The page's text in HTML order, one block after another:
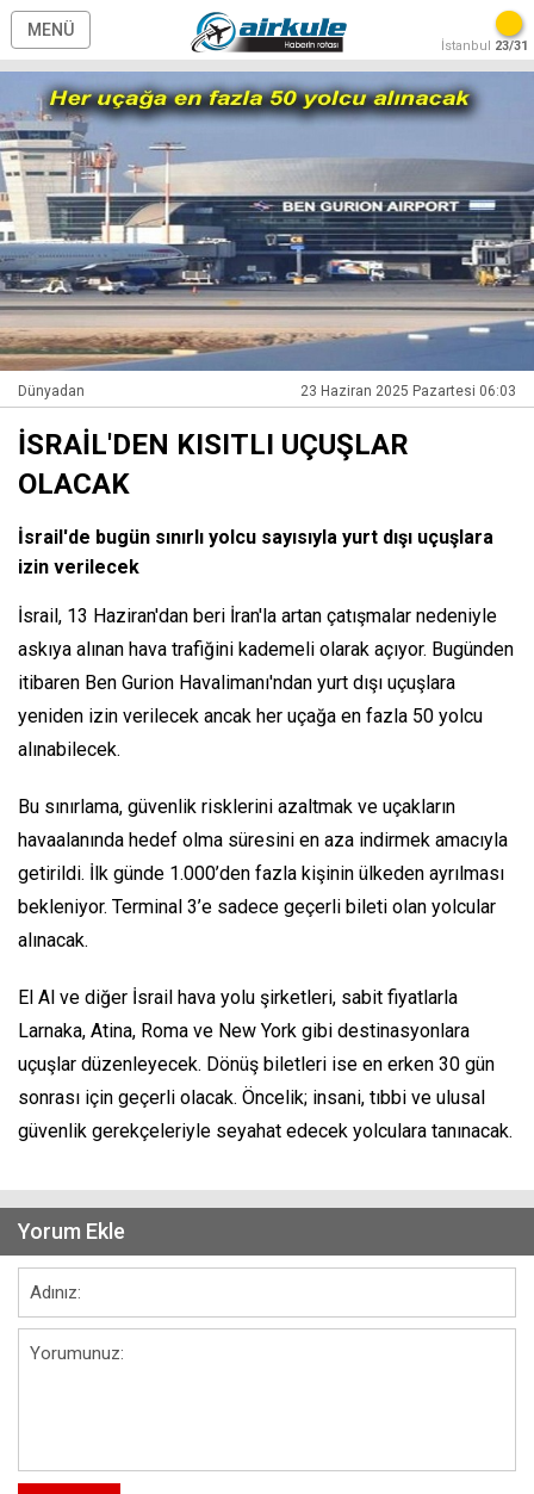
MENÜ
İstanbul 23/31
Dünyadan 23 Haziran 2025 Pazartesi 06:03
İSRAİL'DEN KISITLI UÇUŞLAR
OLACAK
İsrail'de bugün sınırlı yolcu sayısıyla yurt dışı uçuşlara
izin verilecek
İsrail, 13 Haziran'dan beri İran'la artan çatışmalar nedeniyle
askıya alınan hava trafiğini kademeli olarak açıyor. Bugünden
itibaren Ben Gurion Havalimanı'ndan yurt dışı uçuşlara
yeniden izin verilecek ancak her uçağa en fazla 50 yolcu
alınabilecek.
Bu sınırlama, güvenlik risklerini azaltmak ve uçakların
havaalanında hedef olma süresini en aza indirmek amacıyla
getirildi. İlk günde 1.000’den fazla kişinin ülkeden ayrılması
bekleniyor. Terminal 3’e sadece geçerli bileti olan yolcular
alınacak.
El Al ve diğer İsrail hava yolu şirketleri, sabit fiyatlarla
Larnaka, Atina, Roma ve New York gibi destinasyonlara
uçuşlar düzenleyecek. Dönüş biletleri ise en erken 30 gün
sonrası için geçerli olacak. Öncelik; insani, tıbbi ve ulusal
güvenlik gerekçeleriyle seyahat edecek yolculara tanınacak.
Yorum Ekle